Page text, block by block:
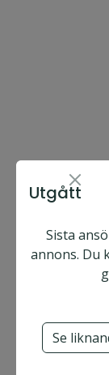
Utgått
Sista
annons. Du
Se